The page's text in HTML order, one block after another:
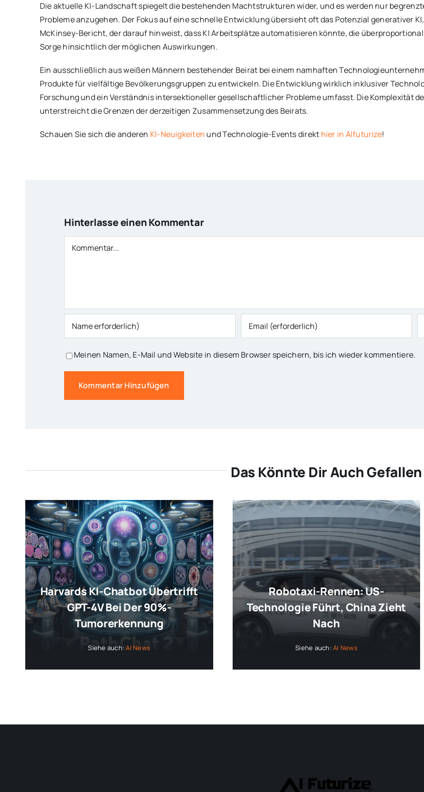
Die aktuelle KI-Landschaft spiegelt die bestehenden Machtstrukturen wider, und es werden nur
Probleme anzugehen. Der Fokus auf eine schnelle Entwicklung übersieht oft das Potenzial generativer
McKinsey-Bericht, der darauf hinweist, dass KI Arbeitsplätze automatisieren könnte, die
Sorge hinsichtlich der möglichen Auswirkungen.
Ein ausschließlich aus weißen Männern bestehender Beirat bei einem namhaften
Produkte für vielfältige Bevölkerungsgruppen zu entwickeln. Die Entwicklung wirklich inklusiver
Forschung und ein Verständnis intersektioneller gesellschaftlicher Probleme umfasst. Die Komplexität
unterstreicht die Grenzen der derzeitigen Zusammensetzung des Beirats.
Schauen Sie sich die anderen KI-Neuigkeiten und Technologie-Events direkt hier in AIfuturize!
Hinterlasse einen Kommentar
Kommentar
Meinen Namen, E-Mail und Website in diesem Browser speichern, bis ich wieder kommentiere.
Das Könnte Dir Auch Gefallen
Harvards KI-Chatbot Übertrifft
GPT-4V Bei Der 90%-
Tumorerkennung
Siehe auch:AI News
Robotaxi-Rennen: US-
Technologie Führt, China Zieht
Nach
Siehe auch:AI News